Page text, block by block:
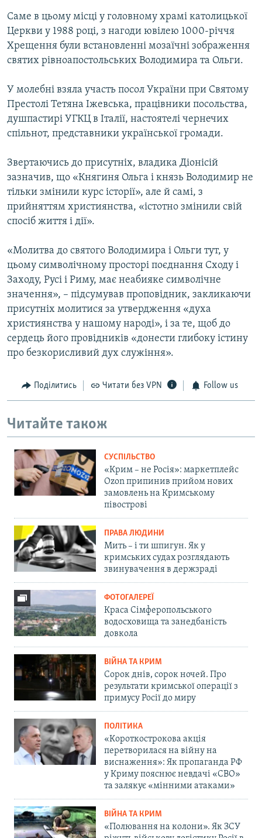
Саме в цьому місці у головному храмі католицької
Церкви у 1988 році, з нагоди ювілею 1000-річчя
Хрещення були встановленні мозаїчні зображення
святих рівноапостольських Володимира та Ольги.
У молебні взяла участь посол України при Святому
Престолі Тетяна Іжевська, працівники посольства,
душпастирі УГКЦ в Італії, настоятелі чернечих
спільнот, представники української громади.
Звертаючись до присутніх, владика Діонісій
зазначив, що «Княгиня Ольга і князь Володимир не
тільки змінили курс історії», але й самі, з
прийняттям християнства, «істотно змінили свій
спосіб життя і дії».
«Молитва до святого Володимира і Ольги тут, у
цьому символічному просторі поєднання Сходу і
Заходу, Русі і Риму, має неабияке символічне
значення», – підсумував проповідник, закликаючи
присутніх молитися за утвердження «духа
християнства у нашому народі», і за те, щоб до
сердець його провідників «донести глибоку істину
про безкорисливий дух служіння».
Поділитись Читати без VPN Follow us
Читайте також
СУСПІЛЬСТВО
«Крим – не Росія»: маркетплейс
Ozon припинив прийом нових
замовлень на Кримському
півострові
ПРАВА ЛЮДИНИ
Мить – і ти шпигун. Як у
кримських судах розглядають
звинувачення в держзраді
ФОТОГАЛЕРЕЇ
Краса Сімферопольського
водосховища та занедбаність
довкола
ВІЙНА ТА КРИМ
Сорок днів, сорок ночей. Про
результати кримської операції з
примусу Росії до миру
ПОЛІТИКА
«Короткострокова акція
перетворилася на війну на
виснаження»: Як пропаганда РФ
у Криму пояснює невдачі «СВО»
та залякує «мінними атаками»
ВІЙНА ТА КРИМ
«Полювання на колони». Як ЗСУ